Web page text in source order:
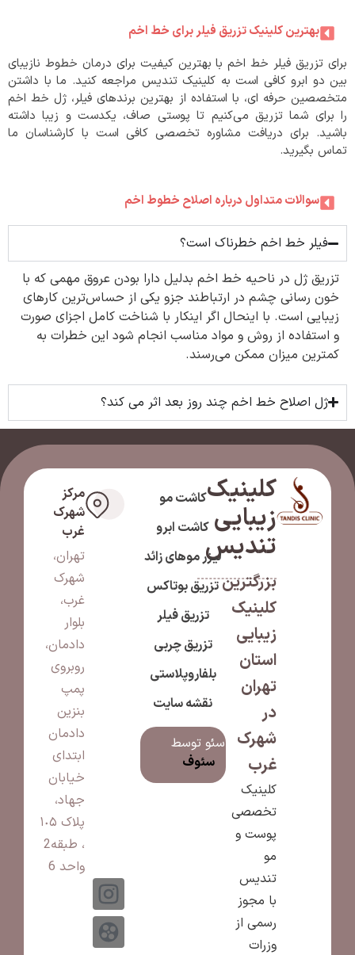
بهترین کلینیک تزریق فیلر برای خط اخم
برای تزریق فیلر خط اخم با بهترین کیفیت برای درمان خطوط نازیبای
بین دو ابرو کافی است به کلینیک تندیس مراجعه کنید. ما با داشتن
متخصصین حرفه ای، با استفاده از بهترین برندهای فیلر، ژل خط اخم
را برای شما تزریق می‌کنیم تا پوستی صاف، یکدست و زیبا داشته
باشید. برای دریافت مشاوره تخصصی کافی است با کارشناسان ما
تماس بگیرید.
سوالات متداول درباره اصلاح خطوط اخم
فیلر خط اخم خطرناک است؟
تزریق ژل در ناحیه خط اخم بدلیل دارا بودن عروق مهمی که با
خون رسانی چشم در ارتباطند جزو یکی از حساس‌ترین کارهای
زیبایی است. با اینحال اگر اینکار با شناخت کامل اجزای صورت
و استفاده از روش و مواد مناسب انجام شود این خطرات به
کمترین میزان ممکن می‌رسند.
ژل اصلاح خط اخم چند روز بعد اثر می کند؟
کلینیک
زیبایی
تندیس
بزرگترین
کلینیک
زیبایی
استان
تهران
در
شهرک
غرب
کلینیک
تخصصی
پوست و
مو
تندیس
با مجوز
رسمی از
وزرات
مرکز
شهرک
غرب
تهران،
شهرک
غرب،
بلوار
دادمان،
روبروی
پمپ
بنزین
دادمان
ابتدای
خیابان
جهاد،
پلاک ١٠۵
، طبقه2
واحد 6
کاشت مو
کاشت ابرو
لیزر موهای زائد
تزریق بوتاکس
تزریق فیلر
تزریق چربی
بلفاروپلاستی
نقشه سایت
سئو توسط
سئوف